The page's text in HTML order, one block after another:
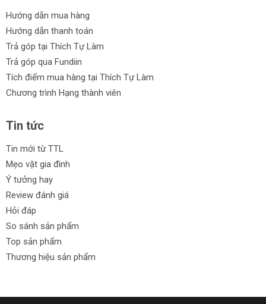
Hướng dẫn mua hàng
Hướng dẫn thanh toán
Trả góp tại Thích Tự Làm
Trả góp qua Fundiin
Tích điểm mua hàng tại Thích Tự Làm
Chương trình Hạng thành viên
Tin tức
Tin mới từ TTL
Mẹo vặt gia đình
Ý tưởng hay
Review đánh giá
Hỏi đáp
So sánh sản phẩm
Top sản phẩm
Thương hiệu sản phẩm